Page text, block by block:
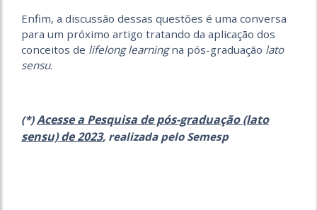
Enfim, a discussão dessas questões é uma conversa
para um próximo artigo tratando da aplicação dos
conceitos de lifelong learningna pós-graduação lato
sensu.
(*)Acesse a Pesquisa de pós-graduação (lato
sensu) de 2023, realizada pelo Semesp